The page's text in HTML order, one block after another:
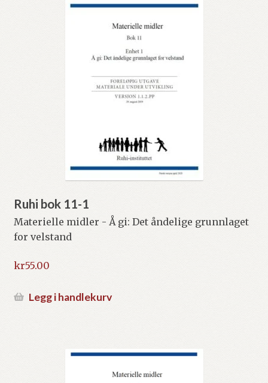
Ruhi bok 11-1
Materielle midler - Å gi: Det åndelige grunnlaget
for velstand
kr55.00
Legg i handlekurv